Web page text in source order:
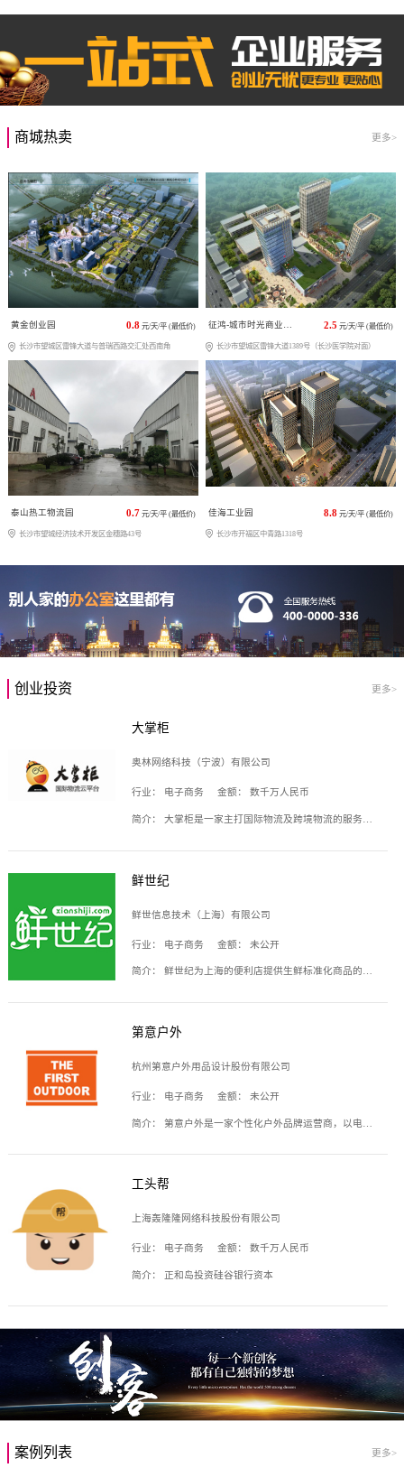
商城热卖 更多>
黄金创业园 0.8 元/天/平 (最低价)
长沙市望城区雷锋大道与普瑞西路交汇处西南角
征鸿-城市时光商业广场 2.5 元/天/平 (最低价)
长沙市望城区雷锋大道1389号（长沙医学院对面）
泰山热工物流园 0.7 元/天/平 (最低价)
长沙市望城经济技术开发区金穗路43号
佳海工业园 8.8 元/天/平 (最低价)
长沙市开福区中青路1318号
创业投资 更多>
大掌柜
奥林网络科技（宁波）有限公司
行业： 电子商务 金额： 数千万人民币
简介： 大掌柜是一家主打国际物流及跨境物流的服务云平台，致力于帮助全球国际物流企业在互联网上建立自己的平台，核心产品包括运价通、生意通、业务通、订舱通、招财通等，奥林网络科技（宁波）有限公司旗下产品。
鲜世纪
鲜世信息技术（上海）有限公司
行业： 电子商务 金额： 未公开
简介： 鲜世纪为上海的便利店提供生鲜标准化商品的供应链服务，帮商家解决生鲜采购、运营问题，帮助商家销售。平台提供的商品覆盖果蔬肉类、常温与低温奶制品、冷冻食品、零食饮料、粮油副食、居家洗护等多个品类，上架SKU3000余个。公司建立了近万平方米的仓储场地和物流配送体系，为合作商家提供快速配送服务。
第意户外
杭州第意户外用品设计股份有限公司
行业： 电子商务 金额： 未公开
简介： 第意户外是一家个性化户外品牌运营商，以电子商务为主要载体，主要从事户外产品的设计、生产、销售业务，产品包含冲锋衣、户外鞋、户外背包等。
工头帮
上海轰隆隆网络科技股份有限公司
行业： 电子商务 金额： 数千万人民币
简介： 正和岛投资硅谷银行资本
案例列表 更多>